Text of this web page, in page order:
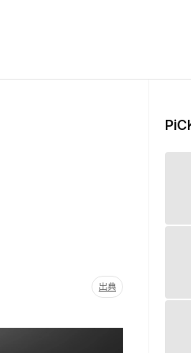
出典